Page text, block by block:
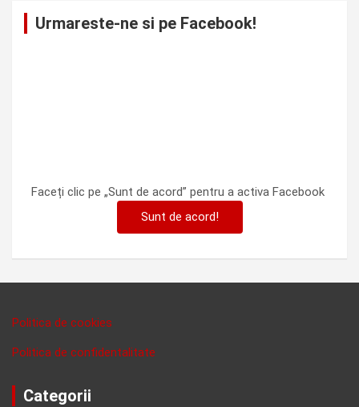
Urmareste-ne si pe Facebook!
Faceți clic pe „Sunt de acord” pentru a activa Facebook
Sunt de acord!
Politica de cookies
Politica de confidentalitate
Categorii